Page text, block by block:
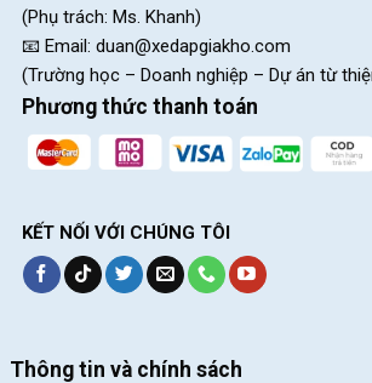
(Phụ trách: Ms. Khanh)
📧 Email: duan@xedapgiakho.com
(Trường học – Doanh nghiệp – Dự án từ
Phương thức thanh toán
KẾT NỐI VỚI CHÚNG TÔI
Thông tin và chính sách